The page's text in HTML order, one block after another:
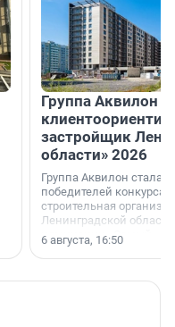
Группа Аквилон
застройщик
области» 2026
Группа Аквилон стала
победителей конкурса
строительная
Ленинградской области
номинации «Самый
застройщик
области».
6 августа, 16:50